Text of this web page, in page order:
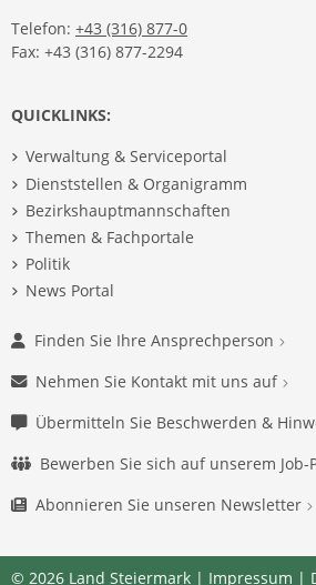
Telefon: +43 (316) 877-0
Fax: +43 (316) 877-2294
QUICKLINKS:
Verwaltung & Serviceportal
Dienststellen & Organigramm
Bezirkshauptmannschaften
Themen & Fachportale
Politik
News Portal
Finden Sie Ihre Ansprechperson
Nehmen Sie Kontakt mit uns auf
Übermitteln Sie Beschwerden &
Bewerben Sie sich auf unserem Job-
Abonnieren Sie unseren Newsletter
© 2026 Land Steiermark | Impressum |